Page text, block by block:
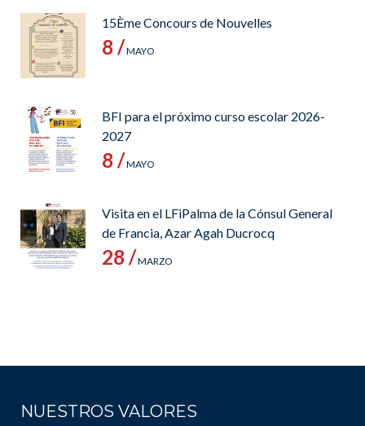
15Ème Concours de Nouvelles
8 /MAYO
BFI para el próximo curso escolar 2026-
2027
8 /MAYO
Visita en el LFiPalma de la Cónsul General
de Francia, Azar Agah Ducrocq
28 /MARZO
NUESTROS VALORES